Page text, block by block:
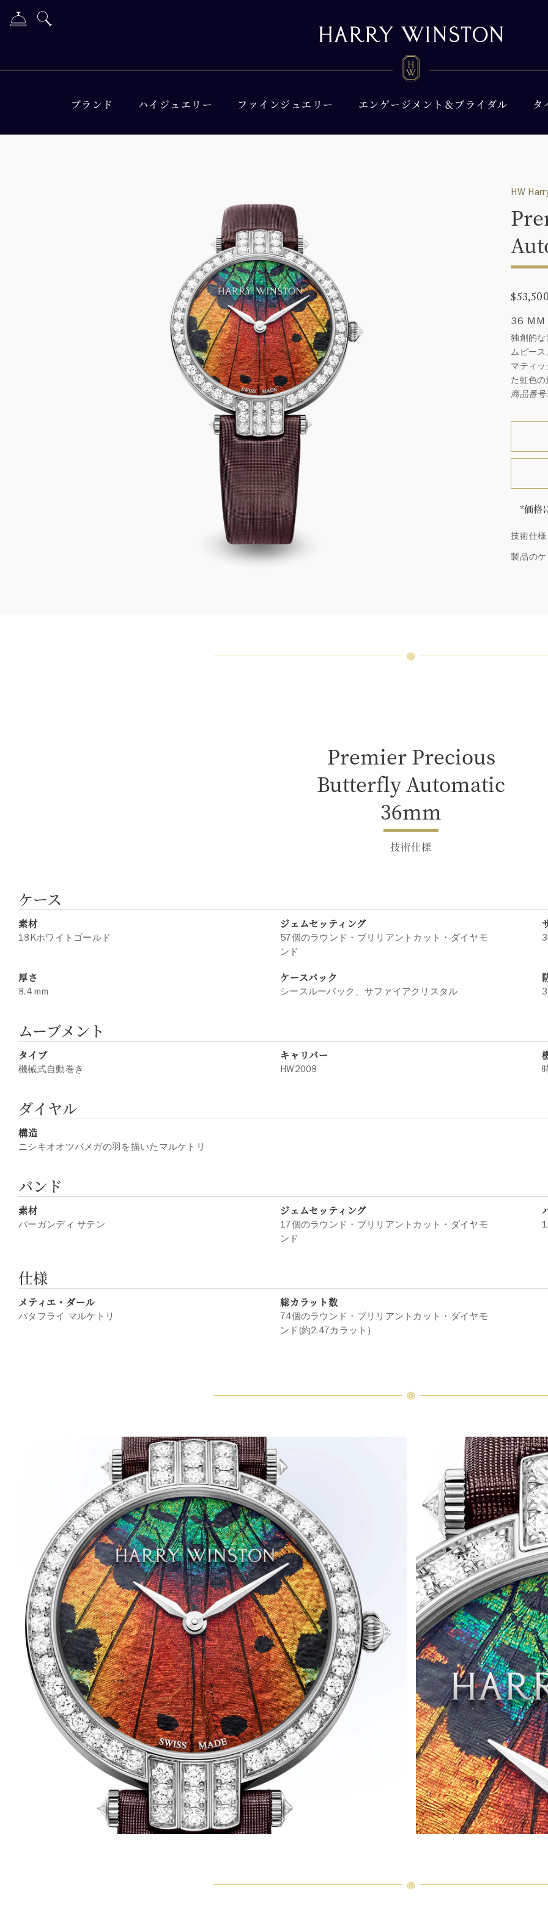
ブランド ハイジュエリー ファインジュエリー エンゲージメント＆ブライダル タ
HW
$53,500
36 MM
独創的
ムピー
マティ
た虹色の
商品番
*価格
ウィ
厳選
つひ
技術仕
製品の
Premier Precious
Butterfly Automatic
36mm
技術仕様
ケース
素材
18Kホワイトゴールド
ジェムセッティング
57個のラウンド・ブリリアントカット・ダイヤモ
ンド
厚さ
8.4 mm
ケースバック
シースルーバック、サファイアクリスタル 3
ムーブメント
タイプ
機械式自動巻き
キャリバー
HW2008
ダイヤル
構造
ニシキオオツバメガの羽を描いたマルケトリ
バンド
素材
バーガンディ サテン
ジェムセッティング
17個のラウンド・ブリリアントカット・ダイヤモ
ンド
仕様
メティエ・ダール
バタフライ マルケトリ
総カラット数
74個のラウンド・ブリリアントカット・ダイヤモ
ンド(約2.47カラット)